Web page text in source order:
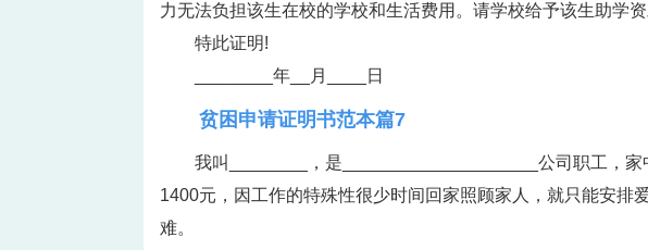
力无法负担该生在校的学校和生活费用。请学校给予该生助学
特此证明!
________年__月____日
贫困申请证明书范本篇7
我叫________，是____________________公司职工，
1400元，因工作的特殊性很少时间回家照顾家人，就只能安排
难。